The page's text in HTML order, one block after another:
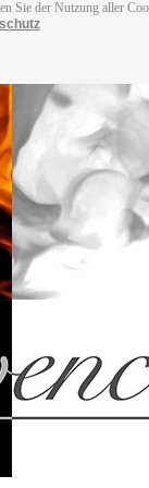
Sie der Nutzung aller